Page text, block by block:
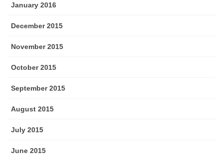
January 2016
December 2015
November 2015
October 2015
September 2015
August 2015
July 2015
June 2015